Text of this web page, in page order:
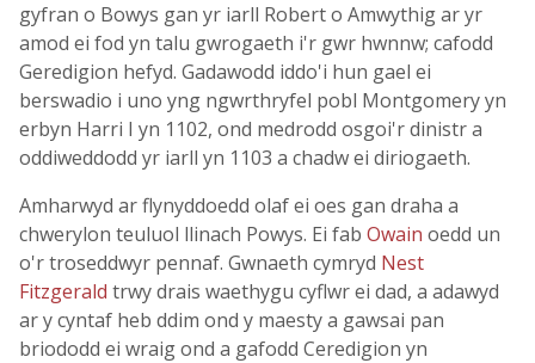
gyfran o Bowys gan yr iarll Robert o Amwythig ar yr
amod ei fod yn talu gwrogaeth i'r gwr hwnnw; cafodd
Geredigion hefyd. Gadawodd iddo'i hun gael ei
berswadio i uno yng ngwrthryfel pobl Montgomery yn
erbyn Harri I yn 1102, ond medrodd osgoi'r dinistr a
oddiweddodd yr iarll yn 1103 a chadw ei diriogaeth.
Amharwyd ar flynyddoedd olaf ei oes gan draha a
chwerylon teuluol llinach Powys. Ei fab Owain oedd un
o'r troseddwyr pennaf. Gwnaeth cymryd Nest
Fitzgerald trwy drais waethygu cyflwr ei dad, a adawyd
ar y cyntaf heb ddim ond y maesty a gawsai pan
briododd ei wraig ond a gafodd Ceredigion yn